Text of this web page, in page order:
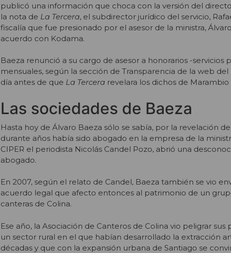
publicó una información que choca con la versión del
la nota de La Tercera, el subdirector jurídico del servicio,
fiscalía que fue presionado por el asesor de la ministra,
acuerdo con Kodama.
Baeza renunció a su cargo de asesor a honorarios -servicios
mensuales, según la sección de Transparencia de la web
día antes de que La Tercera revelara los dichos de
Las sociedades de Baeza
Hasta hoy de Álvaro Baeza sólo se sabía, por la revelación
durante años había sido abogado en la empresa de la
CIPER el periodista Nicolás Candel Pozo, abrió una
abogado.
En 2007, según el relato de Candel, Baeza también se vio
acuerdo legal que afecto entonces al patrimonio de un
canteras de Colina.
Ese año, la Asociación de Canteros de Colina vio peligrar
un sector rural en el que habían desarrollado la extracción
décadas y que con la expansión urbana de Santiago se